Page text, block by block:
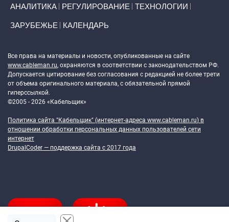
АНАЛИТИКА РЕГУЛИРОВАНИЕ ТЕХНОЛОГИИ
ЗАРУБЕЖЬЕ КАЛЕНДАРЬ
Все права на материалы и новости, опубликованные на сайте
www.cableman.ru, охраняются в соответствии с законодательством РФ.
Допускается цитирование без согласования с редакцией не более трети
от объема оригинального материала, с обязательной прямой
гиперссылкой.
©2005 - 2026 «Кабельщик»
Политика сайта "Кабельщик" (интернет-адреса www.cableman.ru) в
отношении обработки персональных данных пользователей сети
интернет
DrupalCoder — поддержка сайта c 2017 года